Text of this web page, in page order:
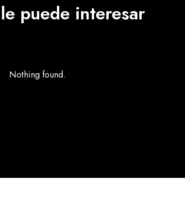
puede interesar
Nothing found.